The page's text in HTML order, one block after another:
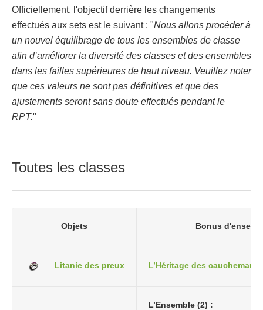
Officiellement, l'objectif derrière les changements
effectués aux sets est le suivant : "Nous allons procéder à
un nouvel équilibrage de tous les ensembles de classe
afin d’améliorer la diversité des classes et des ensembles
dans les failles supérieures de haut niveau. Veuillez noter
que ces valeurs ne sont pas définitives et que des
ajustements seront sans doute effectués pendant le
RPT."
Toutes les classes
Objets Bonus
Litanie des preux L’Héritage des cauchemars
L’Ensemble (2) :